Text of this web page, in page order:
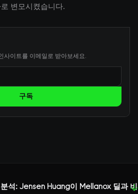
변모시켰습니다.
사이트를 이메일로 받아보세요.
구독
석: Jensen Huang이 Mellanox 딜과 비
↓